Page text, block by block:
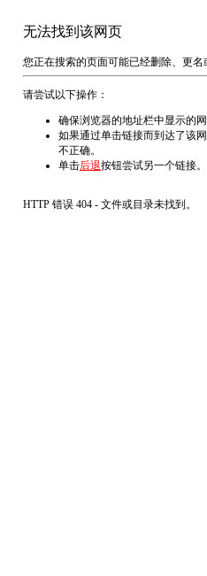
无法找到该网页
您正在搜索的页面可能已经删除、更名
请尝试以下操作：
确保浏览器的地址栏中显示的
如果通过单击链接而到达了该
不正确。
单击后退按钮尝试另一个链接。
HTTP 错误 404 - 文件或目录未找到。